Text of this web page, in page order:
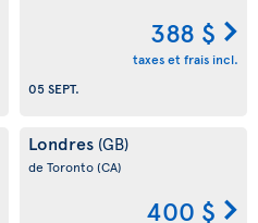
388 $
taxes et frais incl.
05 SEPT.
Londres (GB)
de Toronto(CA)
400 $